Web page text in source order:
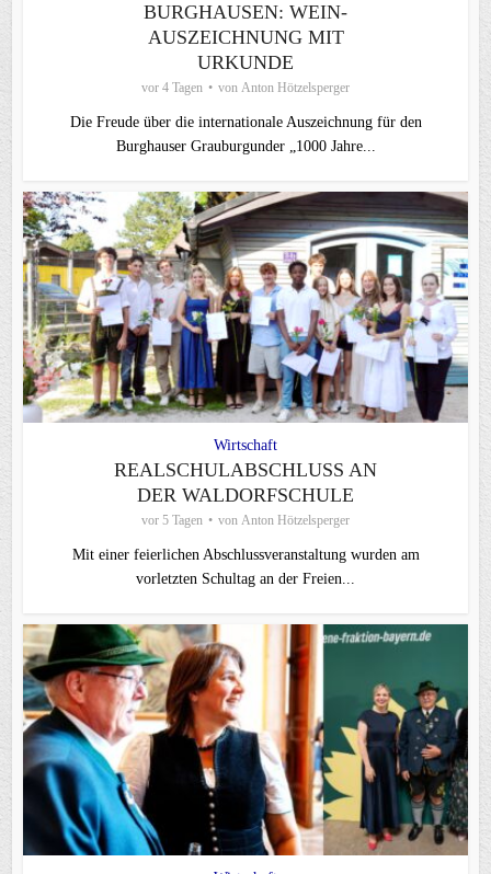
BURGHAUSEN: WEIN-
AUSZEICHNUNG MIT
URKUNDE
vor 4 Tagen von Anton Hötzelsperger
Die Freude über die internationale Auszeichnung für den
Burghauser Grauburgunder „1000 Jahre...
Wirtschaft
REALSCHULABSCHLUSS AN
DER WALDORFSCHULE
vor 5 Tagen von Anton Hötzelsperger
Mit einer feierlichen Abschlussveranstaltung wurden am
vorletzten Schultag an der Freien...